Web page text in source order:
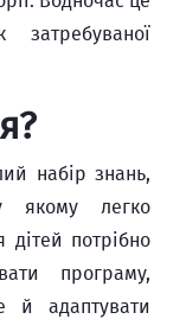
набір знань,
якому легко
дітей потрібно
програму,
й адаптувати